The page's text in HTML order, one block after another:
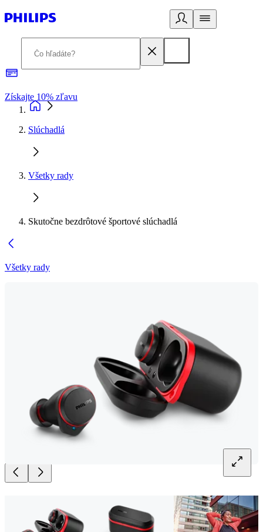
Získajte 10% zľavu
Slúchadlá
Všetky rady
Skutočne bezdrôtové športové slúchadlá
Všetky rady